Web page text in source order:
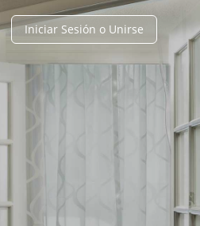
Iniciar Sesión o Unirse